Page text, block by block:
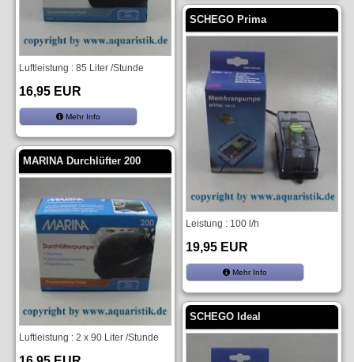
Luftleistung : 85 Liter /Stunde
16,95 EUR
Mehr Info
MARINA Durchlüfter 200
Luftleistung : 2 x 90 Liter /Stunde
SCHEGO Prima
Leistung : 100 l/h
19,95 EUR
Mehr Info
SCHEGO Ideal